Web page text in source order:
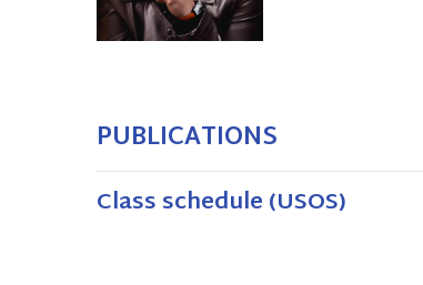
PUBLICATIONS
Class schedule (USOS)